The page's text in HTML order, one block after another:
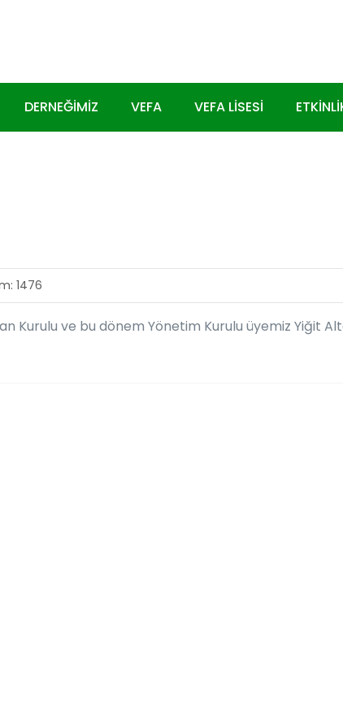
DERNEĞIMIZ VEFA VEFA LISESI
1476
Kurulu ve bu dönem Yönetim Kurulu üyemiz Yiğit